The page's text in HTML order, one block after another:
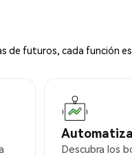
de futuros, cada función
Descubra los